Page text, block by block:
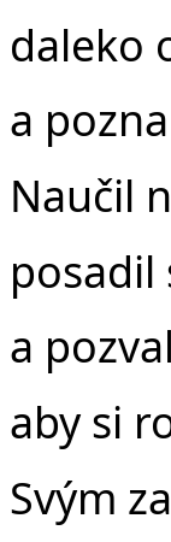
daleko
a
Naučil
posadil
a
aby si
Svým